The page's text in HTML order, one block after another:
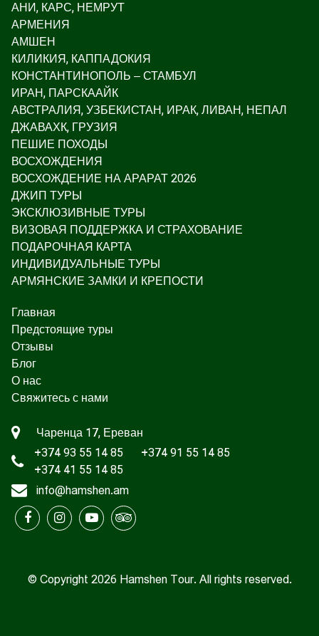
АНИ, КАРС, НЕМРУТ
АРМЕНИЯ
АМШЕН
КИЛИКИЯ, КАППАДОКИЯ
КОНСТАНТИНОПОЛЬ – СТАМБУЛ
ИРАН, ПАРСКААЙК
АВСТРАЛИЯ, УЗБЕКИСТАН, ИРАК, ЛИВАН, НЕПАЛ
ДЖАВАХК, ГРУЗИЯ
ПЕШИЕ ПОХОДЫ
ВОСХОЖДЕНИЯ
ВОСХОЖДЕНИЕ НА АРАРАТ 2026
ДЖИП ТУРЫ
ЭКСКЛЮЗИВНЫЕ ТУРЫ
ВИЗОВАЯ ПОДДЕРЖКА И СТРАХОВАНИЕ
ПОДАРОЧНАЯ КАРТА
ИНДИВИДУАЛЬНЫЕ ТУРЫ
АРМЯНСКИЕ ЗАМКИ И КРЕПОСТИ
Главная
Предстоящие туры
Отзывы
Блог
О нас
Свяжитесь с нами
Чаренца 17, Ереван
+374 93 55 14 85
+374 91 55 14 85
+374 41 55 14 85
info@hamshen.am
© Copyright 2026 Hamshen Tour. All rights reserved.